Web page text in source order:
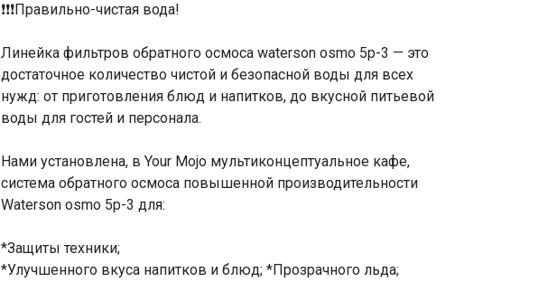
❗❗❗Правильно-чистая вода!
Линейка фильтров обратного осмоса waterson osmo 5p-3 — это
достаточное количество чистой и безопасной воды для всех
нужд: от приготовления блюд и напитков, до вкусной питьевой
воды для гостей и персонала.
Нами установлена, в Your Mojo мультиконцептуальное кафе,
система обратного осмоса повышенной производительности
Waterson osmo 5p-3 для:
*Защиты техники;
*Улучшенного вкуса напитков и блюд; *Прозрачного льда;